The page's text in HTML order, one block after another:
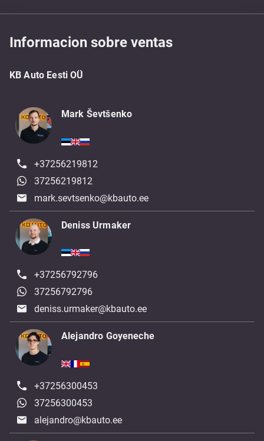
Informacion sobre ventas
KB Auto Eesti OÜ
Mark Ševtšenko
+37256219812
37256219812
mark.sevtsenko@kbauto.ee
Deniss Urmaker
+37256792796
37256792796
deniss.urmaker@kbauto.ee
Alejandro Goyeneche
+37256300453
37256300453
alejandro@kbauto.ee